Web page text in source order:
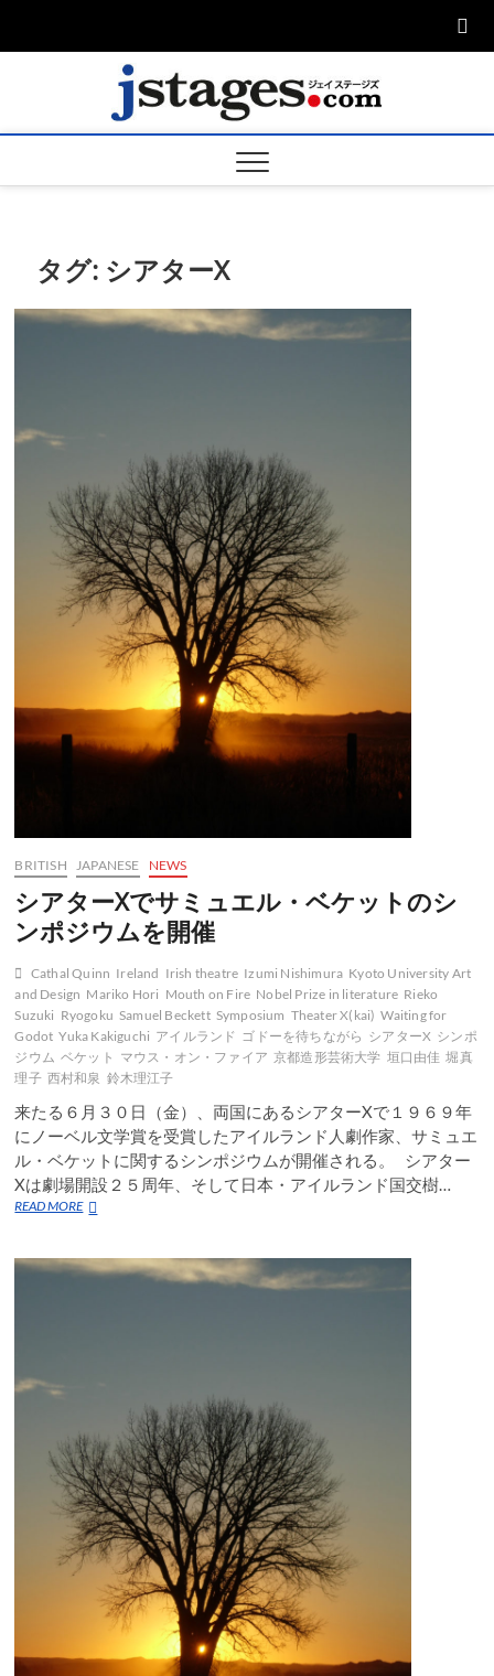
ージ
タグ: シアターX
BRITISH JAPANESE NEWS
シアターXでサミュエル・ベケットのシ
ンポジウムを開催
Cathal Quinn Ireland Irish theatre Izumi Nishimura Kyoto University Art
and Design Mariko Hori Mouth on Fire Nobel Prize in literature Rieko
Suzuki Ryogoku Samuel Beckett Symposium Theater X(kai) Waiting for
Godot Yuka Kakiguchi アイルランド ゴドーを待ちながら シアターX シンポ
ジウム ベケット マウス・オン・ファイア 京都造形芸術大学 垣口由佳 堀真
理子 西村和泉 鈴木理江子
来たる６月３０日（金）、両国にあるシアターXで１９６９年
にノーベル文学賞を受賞したアイルランド人劇作家、サミュエ
ル・ベケットに関するシンポジウムが開催される。 シアター
Xは劇場開設２５周年、そして日本・アイルランド国交樹…
READ MOREシ
ー
ケ
ッ
ト
の
シ
ン
ポ
開